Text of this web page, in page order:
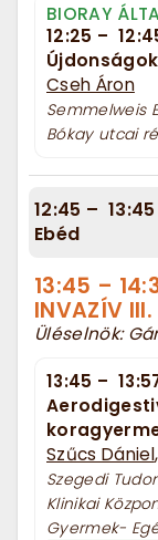
BIORAY
12:25 –
Cseh Áron
Semmelweis
Bókay utcai
12:45 – 13:45
Ebéd
13:45 –
INVAZÍV III.
Üléselnök:
13:45 –
Szűcs Dániel,
Szegedi
Klinikai
Gyermek-